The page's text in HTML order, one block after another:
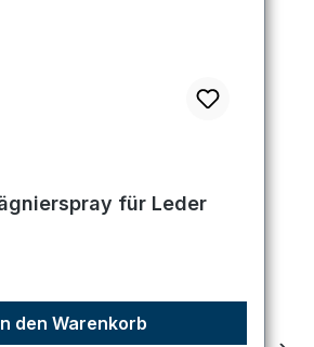
für Leder
den Warenkorb